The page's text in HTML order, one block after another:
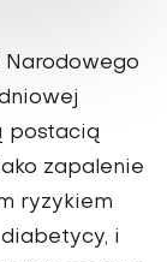
Narodowego
postacią
zapalenie
ryzykiem
i